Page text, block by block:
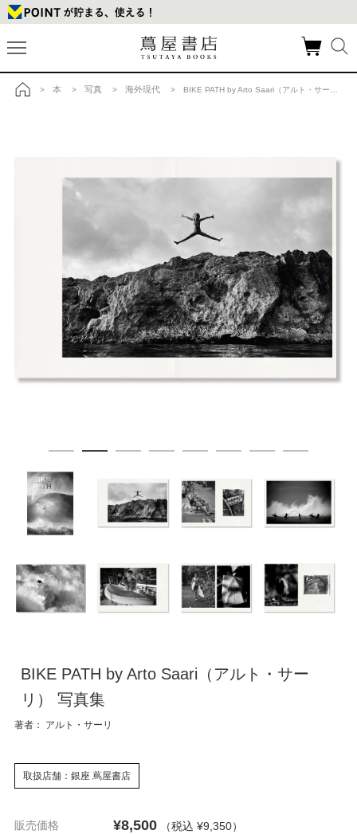
> 本 > 写真 > 海外現代 > BIKE PATH by Arto Saari（アルト・サーリ） 写真集の商品詳細
BIKE PATH by Arto Saari（アルト・サー
リ） 写真集
著者： アルト・サーリ
取扱店舗：銀座 蔦屋書店
販売価格 ¥8,500 （税込 ¥9,350）